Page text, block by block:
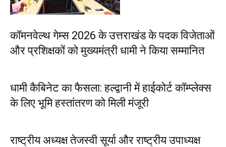
कॉमनवेल्थ गेम्स 2026 के उत्तराखंड के पदक विजेताओं
और प्रशिक्षकों को मुख्यमंत्री धामी ने किया सम्मानित
धामी कैबिनेट का फैसला: हल्द्वानी में हाईकोर्ट कॉम्प्लेक्स
के लिए भूमि हस्तांतरण को मिली मंजूरी
राष्ट्रीय अध्यक्ष तेजस्वी सूर्या और राष्ट्रीय उपाध्यक्ष